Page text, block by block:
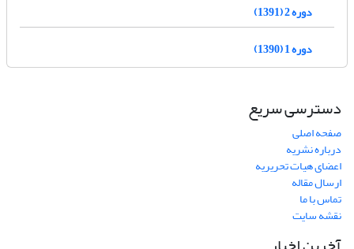
دوره 2 (1391)
دوره 1 (1390)
دسترسی سریع
صفحه اصلی
درباره نشریه
اعضای هیات تحریریه
ارسال مقاله
تماس با ما
نقشه سایت